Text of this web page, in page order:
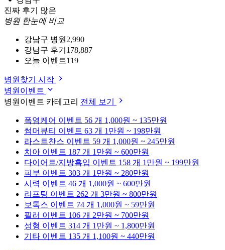
진짜 후기 많은
병원 한눈에 비교
강남구 병원 2,990
강남구 후기 178,887
오늘 이벤트119
병원찾기 시작
병원이벤트
병원이벤트 카테고리 전체 보기
폭염케어 이벤트 56 개 1,000원 ~ 135만원
썸머뷰티 이벤트 63 개 1만원 ~ 198만원
라스트찬스 이벤트 59 개 1,000원 ~ 245만원
치아 이벤트 187 개 1만원 ~ 600만원
다이어트/지방흡입 이벤트 158 개 1만원 ~ 199만원
피부 이벤트 303 개 1만원 ~ 280만원
시력 이벤트 46 개 1,000원 ~ 600만원
리프팅 이벤트 262 개 3만원 ~ 800만원
보톡스 이벤트 74 개 1,000원 ~ 59만원
필러 이벤트 106 개 2만원 ~ 700만원
성형 이벤트 314 개 1만원 ~ 1,800만원
기타 이벤트 135 개 1,100원 ~ 440만원